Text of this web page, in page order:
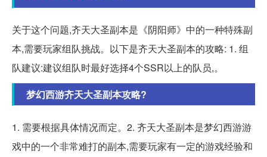
关于这个问题,齐天大圣副本是《阴阳师》中的一种特殊副
本,需要玩家组队挑战。以下是齐天大圣副本的攻略: 1. 组
队建议:建议组队时最好选择4个SSR以上的队员,。
梦幻西游齐天大圣副本攻略?
1. 需要根据具体情况而定。2. 齐天大圣副本是梦幻西游游
戏中的一个非常难打的副本,需要玩家有一定的游戏经验和